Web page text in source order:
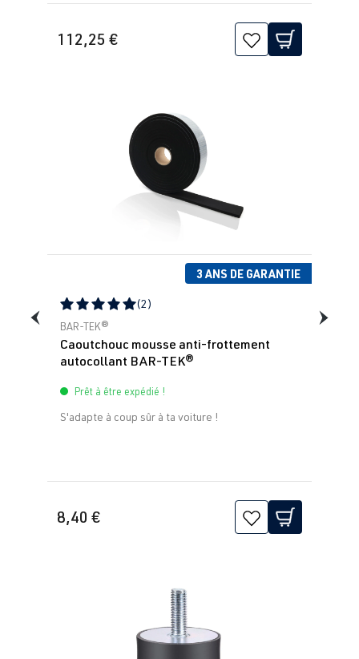
112,25 €
3 ANS DE GARANTIE
Note moyenne de 5 sur 5 étoiles
(2)
BAR-TEK®
Caoutchouc mousse anti-frottement
autocollant BAR-TEK®
Prêt à être expédié !
S'adapte à coup sûr à ta voiture !
8,40 €